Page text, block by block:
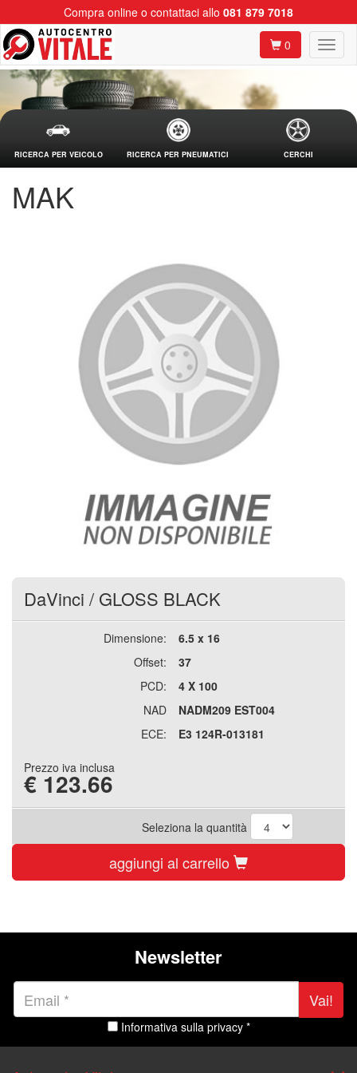
Compra online o contattaci allo 081 879 7018
0
RICERCA PER VEICOLO RICERCA PER PNEUMATICI CERCHI
MAK
DaVinci / GLOSS BLACK
Dimensione:
6.5 x 16
Offset:
37
PCD:
4 X 100
NAD
NADM209 EST004
ECE:
E3 124R-013181
Prezzo iva inclusa
€ 123.66
Seleziona la quantità
aggiungi al carrello
Newsletter
Vai!
Informativa sulla privacy *